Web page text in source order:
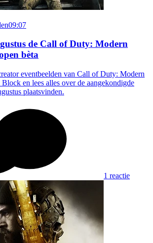
09:07
de Call of Duty: Modern
bèta
eventbeelden van Call of Duty: Modern
en lees alles over de aangekondigde
plaatsvinden.
1 reactie